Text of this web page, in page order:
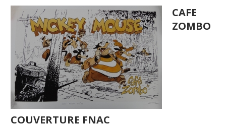
CAFE
ZOMBO
COUVERTURE FNAC